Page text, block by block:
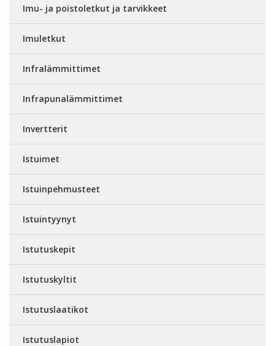
Imu- ja poistoletkut ja tarvikkeet
Imuletkut
Infralämmittimet
Infrapunalämmittimet
Invertterit
Istuimet
Istuinpehmusteet
Istuintyynyt
Istutuskepit
Istutuskyltit
Istutuslaatikot
Istutuslapiot